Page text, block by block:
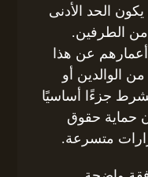
الحد الأدنى
عامًا لكل من الطرفين.
عن هذا
الوالدين أو
الشرط جزءًا أساسيًا
حماية حقوق
متسرعة.